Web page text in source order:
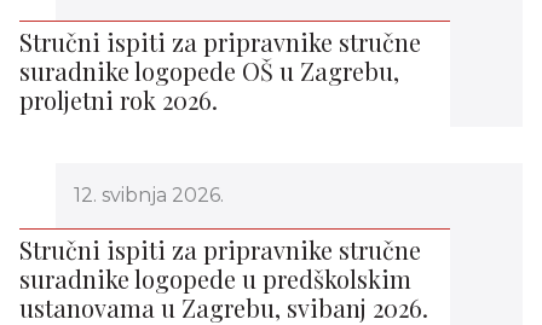
Stručni ispiti za pripravnike stručne
suradnike logopede OŠ u Zagrebu,
proljetni rok 2026.
12. svibnja 2026.
Stručni ispiti za pripravnike stručne
suradnike logopede u predškolskim
ustanovama u Zagrebu, svibanj 2026.